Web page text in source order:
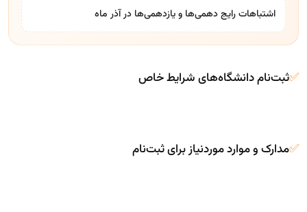
اشتباهات رایج دهمی‌ها و یازدهمی‌ها در آذر ماه
✅ثبت‌نام دانشگاه‌های شرایط خاص
✅مدارک و موارد موردنیاز برای ثبت‌نام